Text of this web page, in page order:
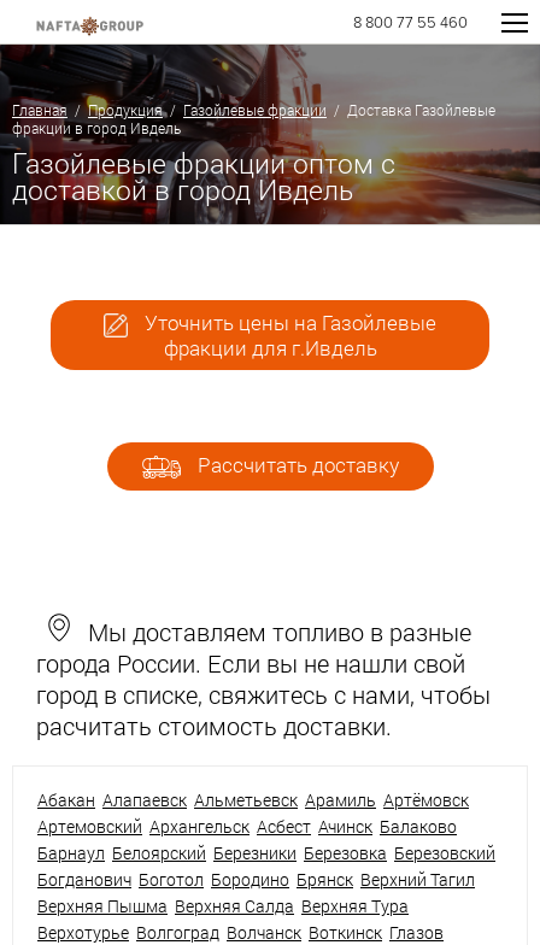
8 800 77 55 460
Главная /Продукция/ Газойлевые фракции / Доставка Газойлевые
фракции в город Ивдель
Газойлевые фракции оптом с
доставкой в город Ивдель
Уточнить цены на Газойлевые
фракции для г.Ивдель
Рассчитать доставку
Мы доставляем топливо в разные
города России. Если вы не нашли свой
город в списке, свяжитесь с нами, чтобы
расчитать стоимость доставки.
Абакан Алапаевск Альметьевск Арамиль Артёмовск
Артемовский Архангельск Асбест Ачинск Балаково
Барнаул Белоярский Березники Березовка Березовский
Богданович Боготол Бородино Брянск Верхний Тагил
Верхняя Пышма Верхняя Салда Верхняя Тура
Верхотурье Волгоград Волчанск Воткинск Глазов